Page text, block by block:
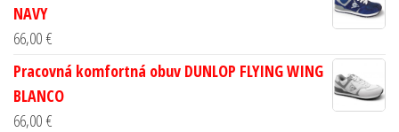
NAVY
66,00 €
Pracovná komfortná obuv DUNLOP FLYING WING
BLANCO
66,00 €